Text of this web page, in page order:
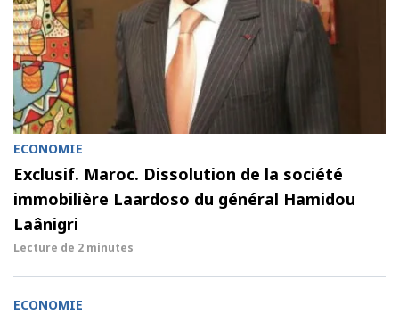
ECONOMIE
Exclusif. Maroc. Dissolution de la société
immobilière Laardoso du général Hamidou
Laânigri
Lecture de 2 minutes
ECONOMIE